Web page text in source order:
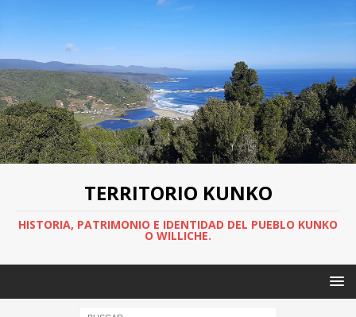
TERRITORIO KUNKO
HISTORIA, PATRIMONIO E IDENTIDAD DEL PUEBLO KUNKO
O WILLICHE.